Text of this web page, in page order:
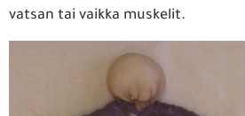
vatsan tai vaikka muskelit.